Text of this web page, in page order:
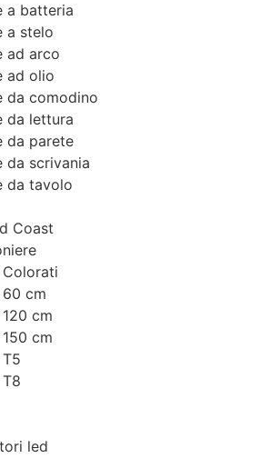
a batteria
a stelo
ad arco
ad olio
da comodino
da lettura
da parete
da scrivania
da tavolo
Coast
cm
cm
cm
led